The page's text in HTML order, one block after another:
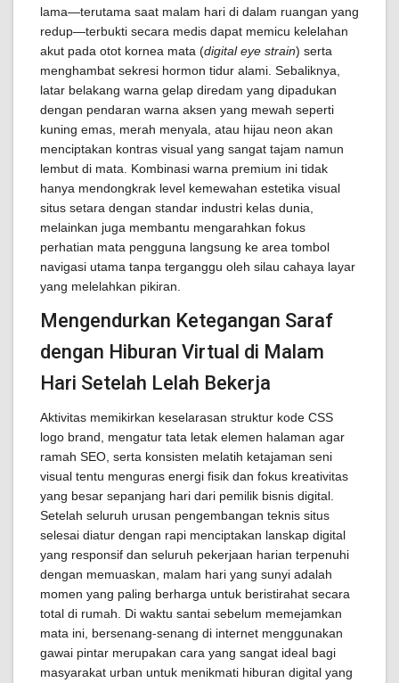
lama—terutama saat malam hari di dalam ruangan yang
redup—terbukti secara medis dapat memicu kelelahan
akut pada otot kornea mata (digital eye strain) serta
menghambat sekresi hormon tidur alami. Sebaliknya,
latar belakang warna gelap diredam yang dipadukan
dengan pendaran warna aksen yang mewah seperti
kuning emas, merah menyala, atau hijau neon akan
menciptakan kontras visual yang sangat tajam namun
lembut di mata. Kombinasi warna premium ini tidak
hanya mendongkrak level kemewahan estetika visual
situs setara dengan standar industri kelas dunia,
melainkan juga membantu mengarahkan fokus
perhatian mata pengguna langsung ke area tombol
navigasi utama tanpa terganggu oleh silau cahaya layar
yang melelahkan pikiran.
Mengendurkan Ketegangan Saraf
dengan Hiburan Virtual di Malam
Hari Setelah Lelah Bekerja
Aktivitas memikirkan keselarasan struktur kode CSS
logo brand, mengatur tata letak elemen halaman agar
ramah SEO, serta konsisten melatih ketajaman seni
visual tentu menguras energi fisik dan fokus kreativitas
yang besar sepanjang hari dari pemilik bisnis digital.
Setelah seluruh urusan pengembangan teknis situs
selesai diatur dengan rapi menciptakan lanskap digital
yang responsif dan seluruh pekerjaan harian terpenuhi
dengan memuaskan, malam hari yang sunyi adalah
momen yang paling berharga untuk beristirahat secara
total di rumah. Di waktu santai sebelum memejamkan
mata ini, bersenang-senang di internet menggunakan
gawai pintar merupakan cara yang sangat ideal bagi
masyarakat urban untuk menikmati hiburan digital yang